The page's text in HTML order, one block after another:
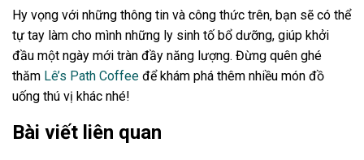
Hy vọng với những thông tin và công thức trên, bạn sẽ có thể
tự tay làm cho mình những ly sinh tố bổ dưỡng, giúp khởi
đầu một ngày mới tràn đầy năng lượng. Đừng quên ghé
thăm Lê’s Path Coffee để khám phá thêm nhiều món đồ
uống thú vị khác nhé!
Bài viết liên quan